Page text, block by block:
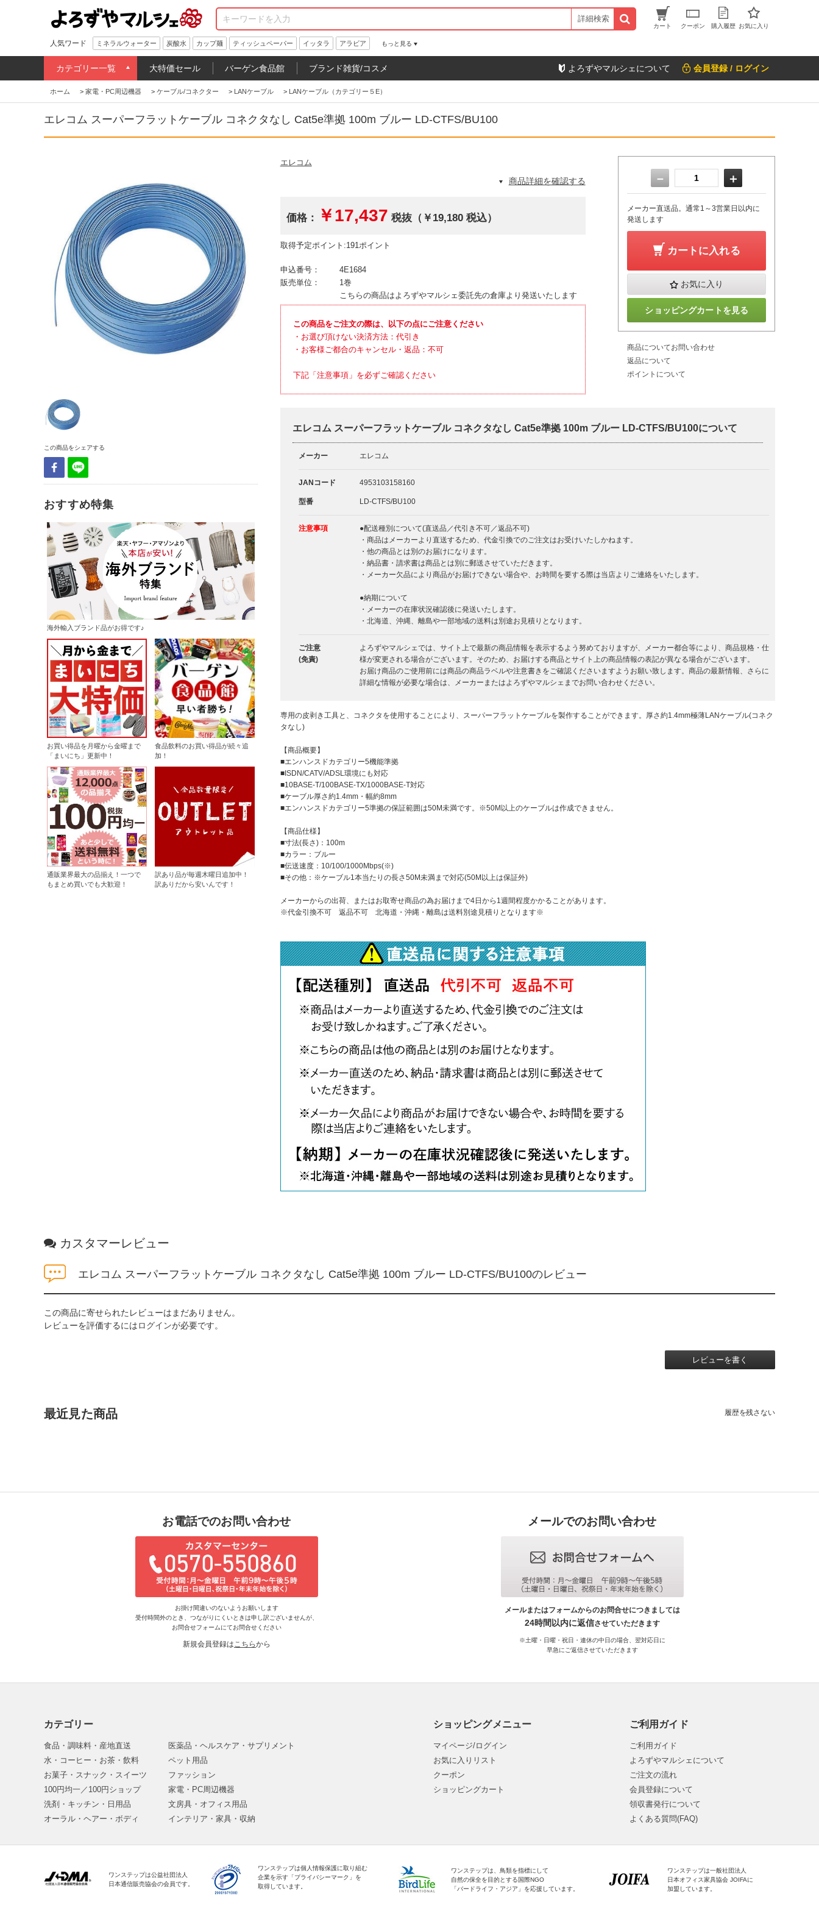
詳細検索
カート クーポン 購入履歴 お気に入り
人気ワード ミネラルウォーター 炭酸水 カップ麺 ティッシュペーパー イッタラ アラビア もっと見る
カテゴリー一覧 大特価セール バーゲン食品館 ブランド雑貨/コスメ よろずやマルシェについて 会員登録 / ログイン
ホーム > 家電・PC周辺機器 > ケーブル/コネクター > LANケーブル > LANケーブル（カテゴリー５E）
エレコム スーパーフラットケーブル コネクタなし Cat5e準拠 100m ブルー LD-CTFS/BU100
この商品をシェアする
おすすめ特集
海外輸入ブランド品がお得です♪
お買い得品を月曜から金曜まで
「まいにち」更新中！
食品飲料のお買い得品が続々追
加！
通販業界最大の品揃え！一つで
もまとめ買いでも大歓迎！
訳あり品が毎週木曜日追加中！
訳ありだから安いんです！
エレコム
商品詳細を確認する
価格： ￥17,437 税抜（￥19,180 税込）
取得予定ポイント:191ポイント
申込番号：
4E1684
販売単位：
1巻
こちらの商品はよろずやマルシェ委託先の倉庫より発送いたします
この商品をご注文の際は、以下の点にご注意ください
・お選び頂けない決済方法：代引き
・お客様ご都合のキャンセル・返品：不可
下記「注意事項」を必ずご確認ください
－ ＋
メーカー直送品。通常1～3営業日以内に
発送します
カートに入れる
お気に入り
ショッピングカートを見る
商品についてお問い合わせ
返品について
ポイントについて
エレコム スーパーフラットケーブル コネクタなし Cat5e準拠 100m ブルー LD-CTFS/BU100について
メーカー エレコム
JANコード 4953103158160
型番 LD-CTFS/BU100
注意事項
●配送種別について(直送品／代引き不可／返品不可)
・商品はメーカーより直送するため、代金引換でのご注文はお受けいたしかねます。
・他の商品とは別のお届けになります。
・納品書・請求書は商品とは別に郵送させていただきます。
・メーカー欠品により商品がお届けできない場合や、お時間を要する際は当店よりご連絡をいたします。
●納期について
・メーカーの在庫状況確認後に発送いたします。
・北海道、沖縄、離島や一部地域の送料は別途お見積りとなります。
ご注意
(免責)
よろずやマルシェでは、サイト上で最新の商品情報を表示するよう努めておりますが、メーカー都合等により、商品規格・仕
様が変更される場合がございます。そのため、お届けする商品とサイト上の商品情報の表記が異なる場合がございます。
お届け商品のご使用前には商品の商品ラベルや注意書きをご確認くださいますようお願い致します。商品の最新情報、さらに
詳細な情報が必要な場合は、メーカーまたはよろずやマルシェまでお問い合わせください。
専用の皮剥き工具と、コネクタを使用することにより、スーパーフラットケーブルを製作することができます。厚さ約1.4mm極薄LANケーブル(コネク
タなし)
【商品概要】
■エンハンスドカテゴリー5機能準拠
■ISDN/CATV/ADSL環境にも対応
■10BASE-T/100BASE-TX/1000BASE-T対応
■ケーブル厚さ約1.4mm・幅約8mm
■エンハンスドカテゴリー5準拠の保証範囲は50M未満です。※50M以上のケーブルは作成できません。
【商品仕様】
■寸法(長さ)：100m
■カラー：ブルー
■伝送速度：10/100/1000Mbps(※)
■その他：※ケーブル1本当たりの長さ50M未満まで対応(50M以上は保証外)
メーカーからの出荷、またはお取寄せ商品の為お届けまで4日から1週間程度かかることがあります。
※代金引換不可 返品不可 北海道・沖縄・離島は送料別途見積りとなります※
カスタマーレビュー
エレコム スーパーフラットケーブル コネクタなし Cat5e準拠 100m ブルー LD-CTFS/BU100のレビュー
この商品に寄せられたレビューはまだありません。
レビューを評価するにはログインが必要です。
レビューを書く
最近見た商品 履歴を残さない
お電話でのお問い合わせ
お掛け間違いのないようお願いします
受付時間外のとき、つながりにくいときは申し訳ございませんが、
お問合せフォームにてお問合せください
新規会員登録はこちらから
メールでのお問い合わせ
メールまたはフォームからのお問合せにつきましては
24時間以内に返信させていただきます
※土曜・日曜・祝日・連休の中日の場合、翌対応日に
早急にご返信させていただきます
カテゴリー
食品・調味料・産地直送
水・コーヒー・お茶・飲料
お菓子・スナック・スイーツ
100円均一／100円ショップ
洗剤・キッチン・日用品
オーラル・ヘアー・ボディ
医薬品・ヘルスケア・サプリメント
ペット用品
ファッション
家電・PC周辺機器
文房具・オフィス用品
インテリア・家具・収納
ショッピングメニュー
マイページ/ログイン
お気に入りリスト
クーポン
ショッピングカート
ご利用ガイド
ご利用ガイド
よろずやマルシェについて
ご注文の流れ
会員登録について
領収書発行について
よくある質問(FAQ)
ワンステップは公益社団法人
日本通信販売協会の会員です。
ワンステップは個人情報保護に取り組む
企業を示す「プライバシーマーク」を
取得しています。
ワンステップは、鳥類を指標にして
自然の保全を目的とする国際NGO
「バードライフ・アジア」を応援しています。
ワンステップは一般社団法人
日本オフィス家具協会 JOIFAに
加盟しています。